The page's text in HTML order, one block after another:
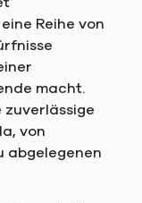
Reihe von
macht.
zuverlässige
von
abgelegenen